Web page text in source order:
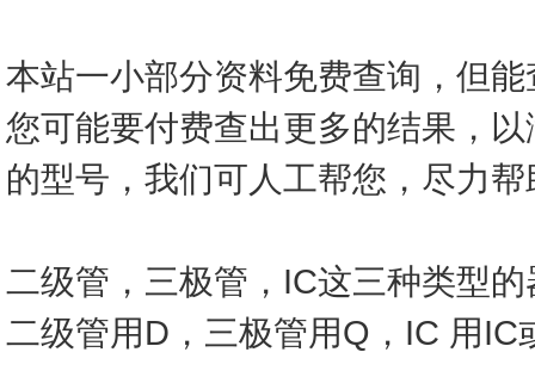
本站一小部分资料免费查询，但
您可能要付费查出更多的结果，
的型号，我们可人工帮您，尽力
二级管，三极管，IC这三种类型
二级管用D，三极管用Q，IC 用IC